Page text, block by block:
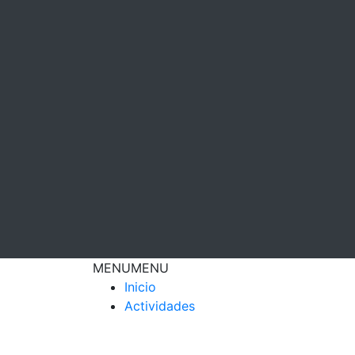
MENUMENU
Inicio
Actividades